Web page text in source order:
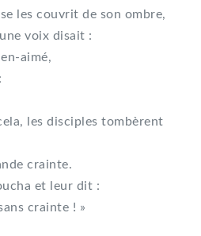
les couvrit de son ombre,
voix disait :
aimé,
les disciples tombèrent
crainte.
et leur dit :
crainte ! »